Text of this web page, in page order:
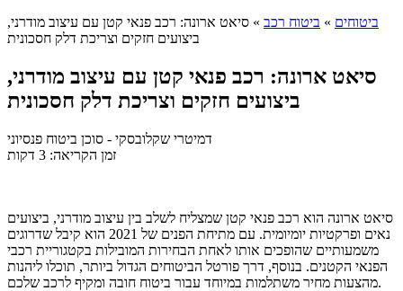
ביטוחים » ביטוח רכב » סיאט ארונה: רכב פנאי קטן עם עיצוב מודרני,
ביצועים חזקים וצריכת דלק חסכונית
סיאט ארונה: רכב פנאי קטן עם עיצוב מודרני,
ביצועים חזקים וצריכת דלק חסכונית
דמיטרי שקלובסקי - סוכן ביטוח פנסיוני
זמן הקריאה: 3 דקות
סיאט ארונה הוא רכב פנאי קטן שמצליח לשלב בין עיצוב מודרני, ביצועים
נאים ופרקטיות יומיומית. עם מתיחת הפנים של 2021 הוא קיבל שדרוגים
משמעותיים שהופכים אותו לאחת הבחירות המובילות בקטגוריית רכבי
הפנאי הקטנים. בנוסף, דרך פורטל הביטוחים הגדול ביותר, תוכלו ליהנות
מהצעות מחיר משתלמות במיוחד עבור ביטוח חובה ומקיף לרכב שלכם.